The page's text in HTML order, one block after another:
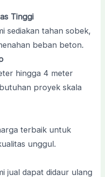
Tinggi
sediakan tahan sobek,
beban beton.
hingga 4 meter
proyek skala
terbaik untuk
unggul.
jual dapat didaur ulang